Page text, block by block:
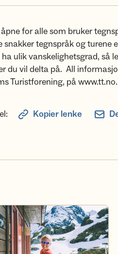
åpne for alle som bruker
snakker tegnspråk og turene
ha ulik vanskelighetsgrad, så
du vil delta på. All
Turistforening, på
Kopier lenke